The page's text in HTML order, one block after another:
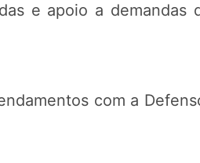
e apoio a demandas
com a